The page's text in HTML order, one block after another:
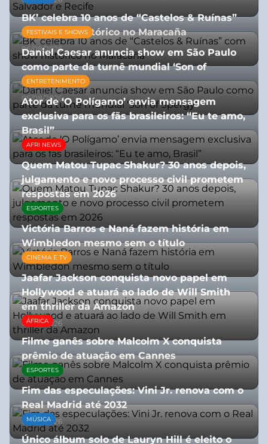
BK’ celebra 10 anos de “Castelos & Ruínas”
com show histórico no Maracaña
06/08/2026
FESTIVAIS E SHOWS
Daniel Caesar anuncia show em São Paulo
como parte da turnê mundial ‘Son of
Spergy’
05/08/2026
ENTRETENIMENTO
Ator de ‘O Polígamo’ envia mensagem
exclusiva para os fãs brasileiros: “Eu te amo,
Brasil”
13/07/2026
AFRI NEWS
Quem Matou Tupac Shakur? 30 anos depois,
julgamento e novo processo civil prometem
respostas em 2026
05/08/2026
ESPORTES
Victória Barros e Naná fazem história em
Wimbledon mesmo sem o título
13/07/2026
CINEMA E TV
Jaafar Jackson conquista novo papel em
Hollywood e atuará ao lado de Will Smith
em thriller da Amazon
06/08/2026
ÁFRICA
Filme ganês sobre Malcolm X conquista
prêmio de atuação em Cannes
13/07/2026
ESPORTES
Fim das especulações: Vini Jr. renova com o
Real Madrid até 2032
06/08/2026
MÚSICA
Único álbum solo de Lauryn Hill é eleito o